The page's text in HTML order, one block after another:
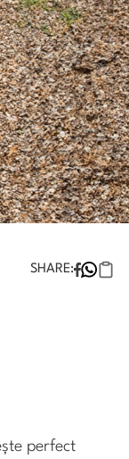
SHARE:
perfect